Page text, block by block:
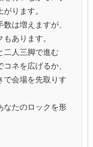
ります。
は増えますが、
あります。
二人三脚で進む
ネを広げるか、
で会場を先取りす
なたのロックを形